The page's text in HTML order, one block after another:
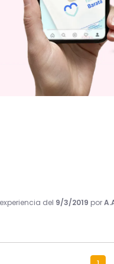
del 9/3/2019 por